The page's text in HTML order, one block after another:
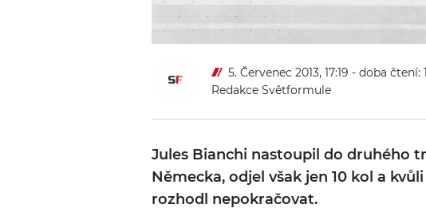
5. Červenec 2013, 17:19 - doba čtení:
Redakce Světformule
Jules Bianchi nastoupil do druhého
Německa, odjel však jen 10 kol a
rozhodl nepokračovat.